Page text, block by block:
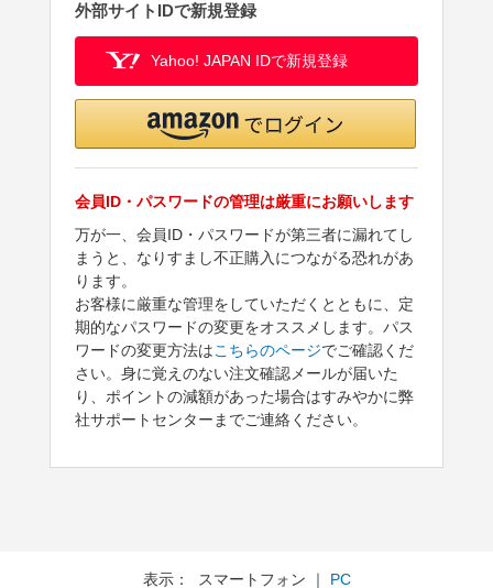
外部サイトIDで新規登録
Yahoo! JAPAN IDで新規登録
会員ID・パスワードの管理は厳重にお願いします
万が一、会員ID・パスワードが第三者に漏れてし
まうと、なりすまし不正購入につながる恐れがあ
ります。
お客様に厳重な管理をしていただくとともに、定
期的なパスワードの変更をオススメします。パス
ワードの変更方法はこちらのページでご確認くだ
さい。身に覚えのない注文確認メールが届いた
り、ポイントの減額があった場合はすみやかに弊
社サポートセンターまでご連絡ください。
表示： スマートフォン ｜ PC